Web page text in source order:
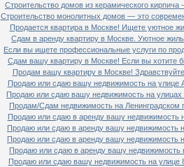
Строительство домов из керамического
Строительство монолитных домов — это
Продается квартира в Москве! Ищете уютное
Сдам в аренду квартиру в Москве. Уютное
Если вы ищете профессиональные услуги по
Сдам вашу квартиру в Москве! Если вы хотите
Продам вашу квартиру в Москве!
Продаю или сдаю вашу недвижимость на улице
Продаю или сдаю вашу недвижимость на
Продам/Сдам недвижимость на Ленинградском
Продаю или сдаю в аренду вашу недвижимость
Продаю или сдаю в аренду вашу недвижимость
Продаю или сдаю в аренду вашу недвижимость
Продаю или сдаю в аренду вашу недвижимость
Продаю или сдаю вашу недвижимость на улице